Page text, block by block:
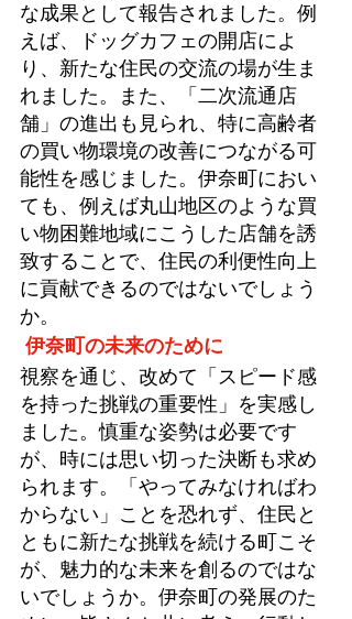
な成果として報告されました。例
えば、ドッグカフェの開店によ
り、新たな住民の交流の場が生ま
れました。また、「二次流通店
舗」の進出も見られ、特に高齢者
の買い物環境の改善につながる可
能性を感じました。伊奈町におい
ても、例えば丸山地区のような買
い物困難地域にこうした店舗を誘
致することで、住民の利便性向上
に貢献できるのではないでしょう
か。
伊奈町の未来のために
視察を通じ、改めて「スピード感
を持った挑戦の重要性」を実感し
ました。慎重な姿勢は必要です
が、時には思い切った決断も求め
られます。「やってみなければわ
からない」ことを恐れず、住民と
ともに新たな挑戦を続ける町こそ
が、魅力的な未来を創るのではな
いでしょうか。伊奈町の発展のた